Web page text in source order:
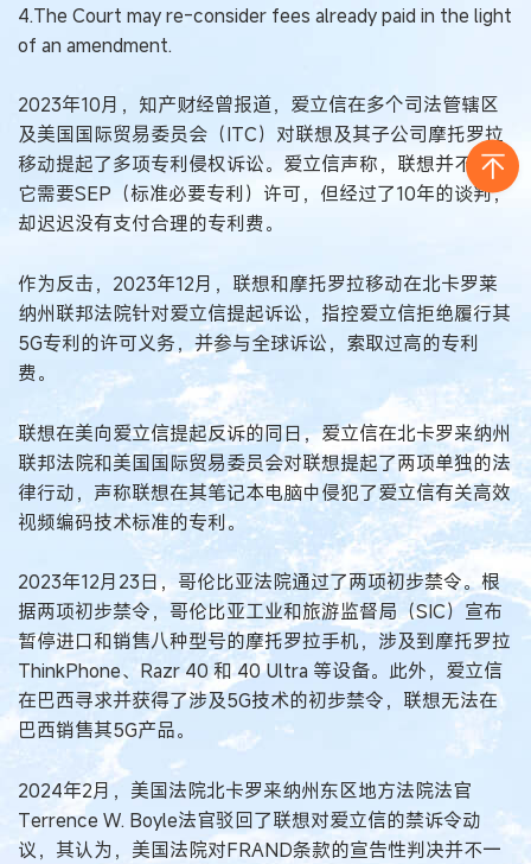
4.The Court may re-consider fees already paid in the light
of an amendment.
2023年10月，知产财经曾报道，爱立信在多个司法管辖区
及美国国际贸易委员会（ITC）对联想及其子公司摩托罗拉
移动提起了多项专利侵权诉讼。爱立信声称，联想并不否认
它需要SEP（标准必要专利）许可，但经过了10年的谈判，
却迟迟没有支付合理的专利费。
作为反击，2023年12月，联想和摩托罗拉移动在北卡罗莱
纳州联邦法院针对爱立信提起诉讼，指控爱立信拒绝履行其
5G专利的许可义务，并参与全球诉讼，索取过高的专利
费。
联想在美向爱立信提起反诉的同日，爱立信在北卡罗来纳州
联邦法院和美国国际贸易委员会对联想提起了两项单独的法
律行动，声称联想在其笔记本电脑中侵犯了爱立信有关高效
视频编码技术标准的专利。
2023年12月23日，哥伦比亚法院通过了两项初步禁令。根
据两项初步禁令，哥伦比亚工业和旅游监督局（SIC）宣布
暂停进口和销售八种型号的摩托罗拉手机，涉及到摩托罗拉
ThinkPhone、Razr 40 和 40 Ultra 等设备。此外，爱立信
在巴西寻求并获得了涉及5G技术的初步禁令，联想无法在
巴西销售其5G产品。
2024年2月，美国法院北卡罗来纳州东区地方法院法官
Terrence W. Boyle法官驳回了联想对爱立信的禁诉令动
议，其认为，美国法院对FRAND条款的宣告性判决并不一